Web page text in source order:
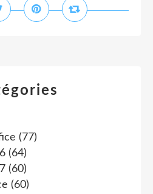
(77)
(64)
(60)
(60)